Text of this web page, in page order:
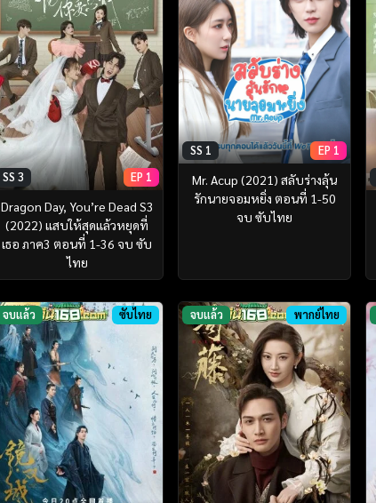
SS 3 EP 1
Dragon Day, You’re Dead S3
(2022) แสบให้สุดแล้วหยุดที่
เธอ ภาค3 ตอนที่ 1-36 จบ ซับ
ไทย
SS 1 EP 1
Mr. Acup (2021) สลับร่างลุ้น
รักนายจอมหยิ่ง ตอนที่ 1-50
จบ ซับไทย
จบแล้ว ซับไทย จบแล้ว พากย์ไทย